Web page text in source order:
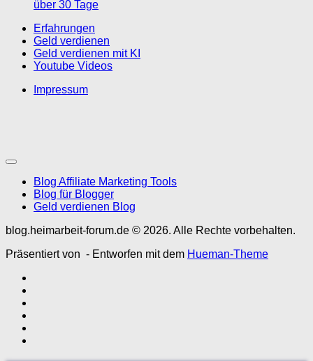
über 30 Tage
Erfahrungen
Geld verdienen
Geld verdienen mit KI
Youtube Videos
Impressum
Blog Affiliate Marketing Tools
Blog für Blogger
Geld verdienen Blog
blog.heimarbeit-forum.de © 2026. Alle Rechte vorbehalten.
Präsentiert von - Entworfen mit dem Hueman-Theme